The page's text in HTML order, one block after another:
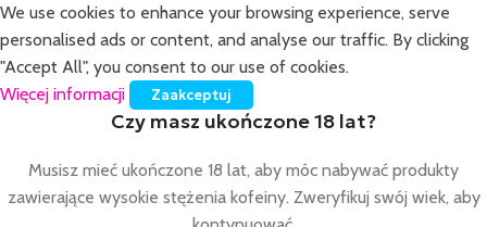
We use cookies to enhance your browsing experience, serve
personalised ads or content, and analyse our traffic. By clicking
"Accept All", you consent to our use of cookies.
Więcej informacji
Zaakceptuj
Czy masz ukończone 18 lat?
Musisz mieć ukończone 18 lat, aby móc nabywać produkty
zawierające wysokie stężenia kofeiny. Zweryfikuj swój wiek, aby